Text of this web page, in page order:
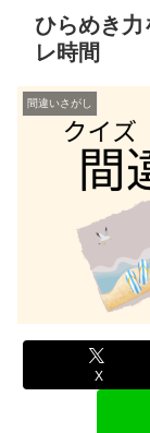
ひらめき力
レ時間
間違いさがし
X